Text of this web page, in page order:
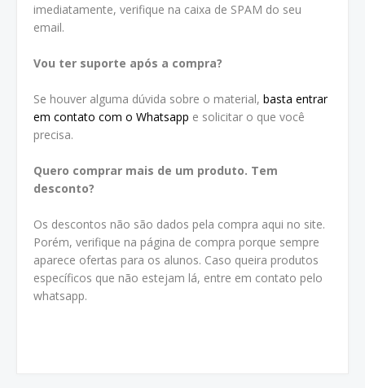
imediatamente, verifique na caixa de SPAM do seu
email.
Vou ter suporte após a compra?
Se houver alguma dúvida sobre o material, basta entrar
em contato com o Whatsapp e solicitar o que você
precisa.
Quero comprar mais de um produto. Tem
desconto?
Os descontos não são dados pela compra aqui no site.
Porém, verifique na página de compra porque sempre
aparece ofertas para os alunos. Caso queira produtos
específicos que não estejam lá, entre em contato pelo
whatsapp.